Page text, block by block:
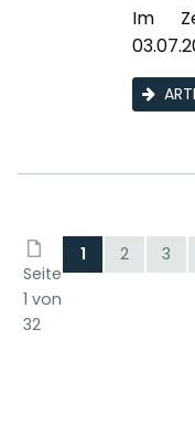
Im
Seite
1 von
32
1 2 3